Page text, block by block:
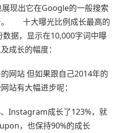
现出它在Google的一般搜索
。 十大曝光比例成长最高的
据，显示在10,000字词中曝
成长的幅度：
站 但如果跟自己2014年的
站有大幅进步呢：
Instagram成长了123%，就
，也保持90%的成长